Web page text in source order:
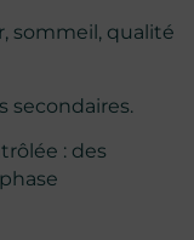
sommeil, qualité
secondaires.
: des